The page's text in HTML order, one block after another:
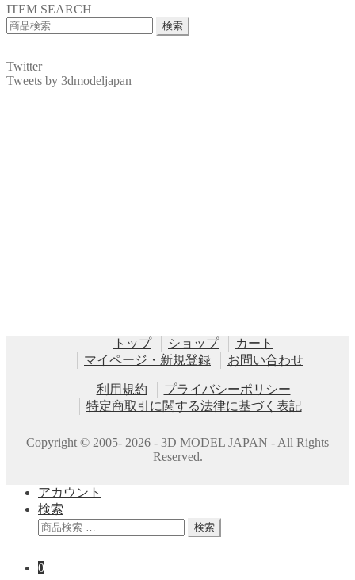
ITEM SEARCH
検
象:
検索
Twitter
Tweets by 3dmodeljapan
トップ ショップ
カート
マイページ・新規登録
お問い合わせ
利用規約
プライバシーポリシー
特定商取引に関する法律に基づく表記
Copyright © 2005- 2026 - 3D MODEL JAPAN - All Rights
Reserved.
アカウント
検索
検
対
象:
検索
0